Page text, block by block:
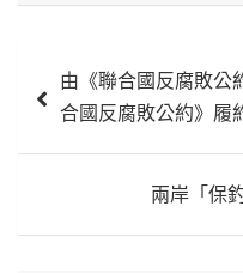
章
由《聯合國反腐敗公
合國反腐敗公約》履
兩岸「保